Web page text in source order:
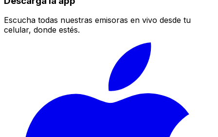
Escucha todas nuestras emisoras en vivo desde tu
celular, donde estés.